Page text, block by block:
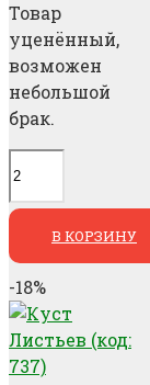
Товар
уценённый,
возможен
небольшой
брак.
В КОРЗИНУ
-18%